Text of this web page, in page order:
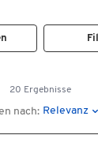
20 Ergebnisse
nach: Relevanz